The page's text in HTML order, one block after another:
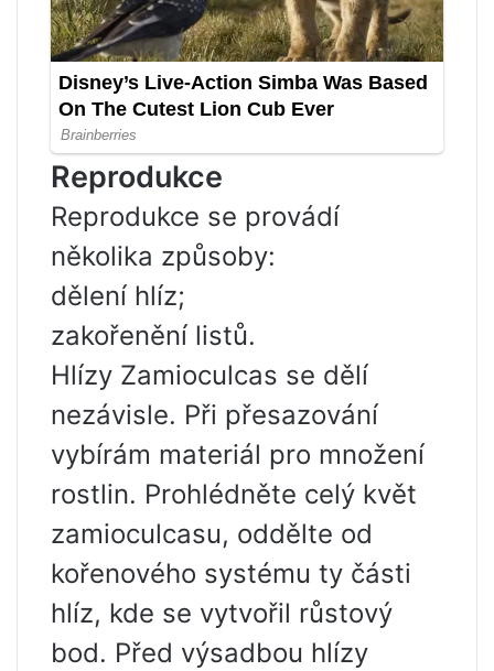
Reprodukce
Reprodukce se provádí
několika způsoby:
dělení hlíz;
zakořenění listů.
Hlízy Zamioculcas se dělí
nezávisle. Při přesazování
vybírám materiál pro množení
rostlin. Prohlédněte celý květ
zamioculcasu, oddělte od
kořenového systému ty části
hlíz, kde se vytvořil růstový
bod. Před výsadbou hlízy